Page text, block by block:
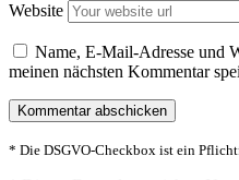
Website
Name, E-Mail-Adresse und
meinen nächsten Kommentar
* Die DSGVO-Checkbox ist ein